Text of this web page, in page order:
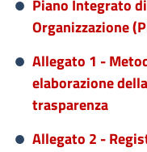
Piano Integrato
Organizzazione
Allegato 1 -
elaborazione
trasparenza
Allegato 2 -